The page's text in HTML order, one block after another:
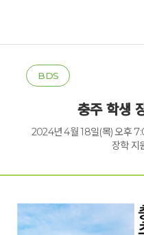
BDS
충주 학생
2024년 4월 18일(목) 오후
장학 지